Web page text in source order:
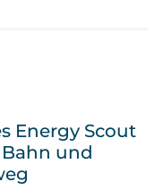
Energy Scout
und